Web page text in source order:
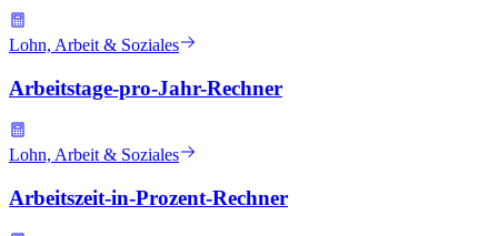
Lohn, Arbeit & Soziales
Arbeitstage-pro-Jahr-Rechner
Lohn, Arbeit & Soziales
Arbeitszeit-in-Prozent-Rechner